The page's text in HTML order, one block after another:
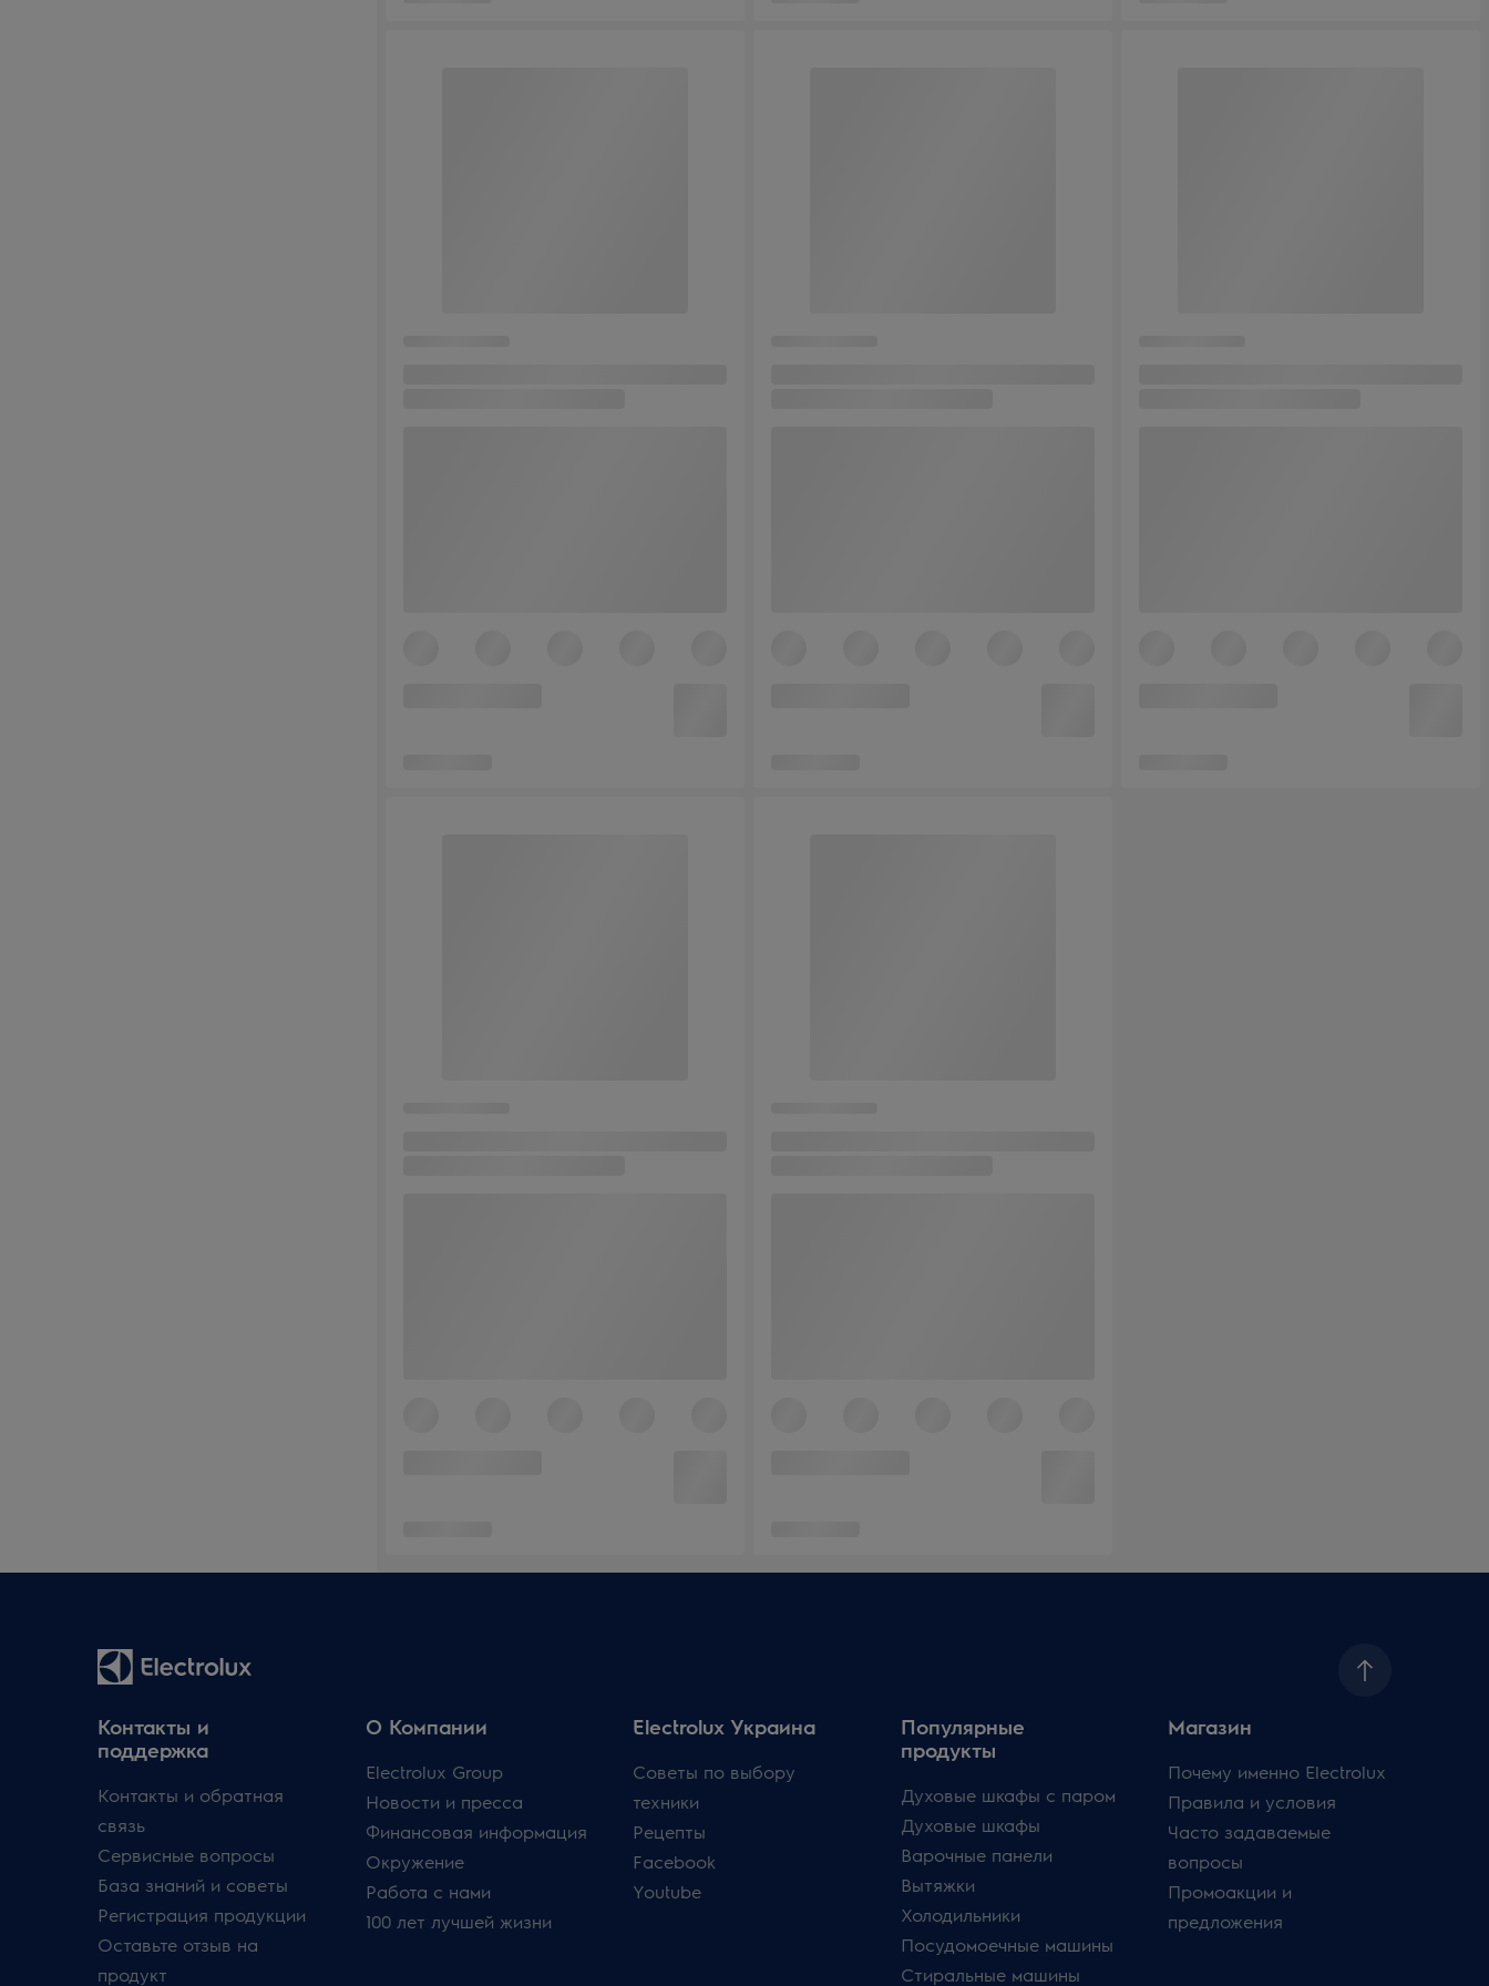
Контакты и
поддержка
Контакты и обратная
связь
Сервисные вопросы
База знаний и советы
Регистрация продукции
Оставьте отзыв на
продукт
О Компании
Electrolux Group
Новости и пресса
Финансовая информация
Окружение
Работа с нами
100 лет лучшей жизни
Electrolux Украина
Советы по выбору
техники
Рецепты
Facebook
Youtube
Популярные
продукты
Духовые шкафы с паром
Духовые шкафы
Варочные панели
Вытяжки
Холодильники
Посудомоечные машины
Стиральные машины
Магазин
Почему именно Electrolux
Правила и условия
Часто задаваемые
вопросы
Промоакции и
предложения